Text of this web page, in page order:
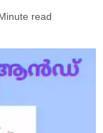
read